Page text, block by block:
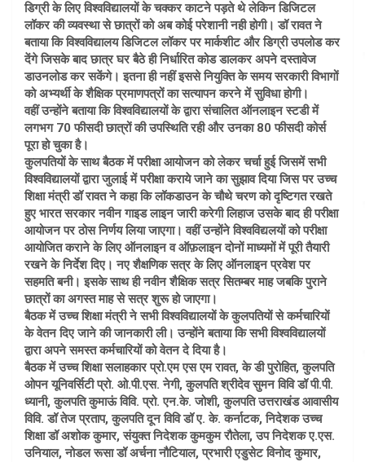
डिग्री के लिए विश्वविद्यालयों के चक्कर काटने पड़ते थे लेकिन डिजिटल
लॉकर की व्यवस्था से छात्रों को अब कोई परेशानी नही होगी। डॉ रावत ने
बताया कि विश्वविद्यालय डिजिटल लॉकर पर मार्कशीट और डिग्री उपलोड कर
देंगे जिसके बाद छात्र घर बैठे ही निर्धारित कोड डालकर अपने दस्तावेज
डाउनलोड कर सकेंगे। इतना ही नहीं इससे नियुक्ति के समय सरकारी विभागों
को अभ्यर्थी के शैक्षिक प्रमाणपत्रों का सत्यापन करने में सुविधा होगी।
वहीं उन्होंने बताया कि विश्वविद्यालयों के द्वारा संचालित ऑनलाइन स्टडी में
लगभग 70 फीसदी छात्रों की उपस्थिति रही और उनका 80 फीसदी कोर्स
पूरा हो चुका है।
कुलपतियों के साथ बैठक में परीक्षा आयोजन को लेकर चर्चा हुई जिसमें सभी
विश्वविद्यालयों द्वारा जुलाई में परीक्षा कराये जाने का सुझाव दिया जिस पर उच्च
शिक्षा मंत्री डॉ रावत ने कहा कि लॉकडाउन के चौथे चरण को दृष्टिगत रखते
हुए भारत सरकार नवीन गाइड लाइन जारी करेगी लिहाज उसके बाद ही परीक्षा
आयोजन पर ठोस निर्णय लिया जाएगा। वहीं उन्होंने विश्वविद्यलयों को परीक्षा
आयोजित कराने के लिए ऑनलाइन व ऑफ़लाइन दोनों माध्यमों में पूरी तैयारी
रखने के निर्देश दिए। नए शैक्षणिक सत्र के लिए ऑनलाइन प्रवेश पर
सहमति बनी। इसके साथ ही नवीन शैक्षिक सत्र सितम्बर माह जबकि पुराने
छात्रों का अगस्त माह से सत्र शुरू हो जाएगा।
बैठक में उच्च शिक्षा मंत्री ने सभी विश्वविद्यालयों के कुलपतियों से कर्मचारियों
के वेतन दिए जाने की जानकारी ली। उन्होंने बताया कि सभी विश्वविद्यालयों
द्वारा अपने समस्त कर्मचारियों को वेतन दे दिया है।
बैठक में उच्च शिक्षा सलाहकार प्रो.एम एस एम रावत, के डी पुरोहित, कुलपति
ओपन यूनिवर्सिटी प्रो. ओ.पी.एस. नेगी, कुलपति श्रीदेव सुमन विवि डॉ पी.पी.
ध्यानी, कुलपति कुमाऊं विवि. प्रो. एन.के. जोशी, कुलपति उत्तराखंड आवासीय
विवि. डॉ तेज प्रताप, कुलपति दून विवि डॉ ए. के. कर्नाटक, निदेशक उच्च
शिक्षा डॉ अशोक कुमार, संयुक्त निदेशक कुमकुम रौतेला, उप निदेशक ए.एस.
उनियाल, नोडल रूसा डॉ अर्चना नौटियाल, प्रभारी एडुसेट विनोद कुमार,